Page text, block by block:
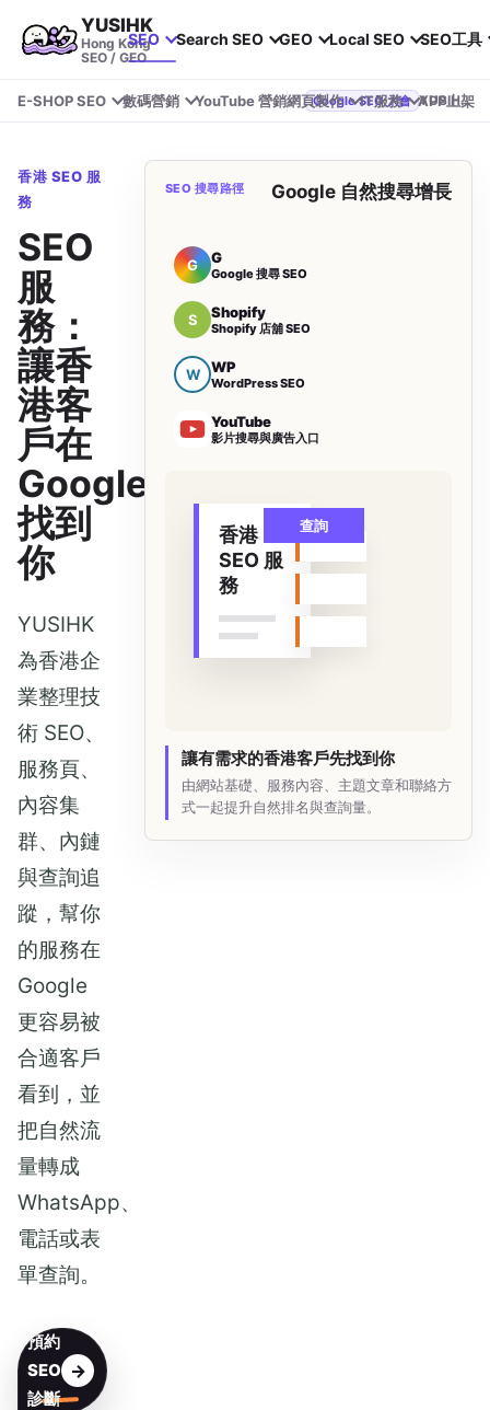
YUSIHK
Hong Kong
SEO / GEO
SEO Search SEO GEO Local SEO SEO工具
E-SHOP SEO 數碼營銷 YouTube 營銷網頁製作 IT服務 APP上架
Google SEO 大會 YUSIHK 近期參加 Google Search Central Live
香港 SEO 服
務
SEO
服
務：
讓香
港客
戶在
Google
找到
你
YUSIHK
為香港企
業整理技
術 SEO、
服務頁、
內容集
群、內鏈
與查詢追
蹤，幫你
的服務在
Google
更容易被
合適客戶
看到，並
把自然流
量轉成
WhatsApp、
電話或表
單查詢。
預約
SEO
診斷
SEO 搜尋路徑 Google 自然搜尋增長
G G
Google 搜尋 SEO
S Shopify
Shopify 店舖 SEO
W WP
WordPress SEO
YouTube
影片搜尋與廣告入口
香港
SEO 服
務
查詢
讓有需求的香港客戶先找到你
由網站基礎、服務內容、主題文章和聯絡方
式一起提升自然排名與查詢量。